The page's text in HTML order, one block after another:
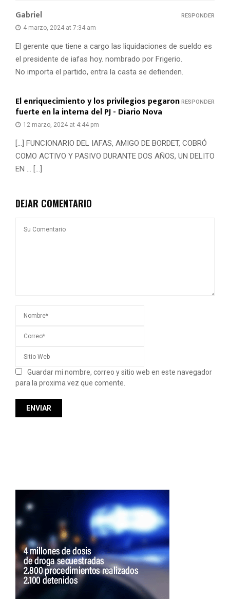
Gabriel
4 marzo, 2024 at 7:34 am
El gerente que tiene a cargo las liquidaciones de sueldo es
el presidente de iafas hoy. nombrado por Frigerio.
No importa el partido, entra la casta se defienden.
RESPONDER
El enriquecimiento y los privilegios pegaron
fuerte en la interna del PJ - Diario Nova
12 marzo, 2024 at 4:44 pm
[…] FUNCIONARIO DEL IAFAS, AMIGO DE BORDET, COBRÓ
COMO ACTIVO Y PASIVO DURANTE DOS AÑOS, UN DELITO
EN … […]
RESPONDER
DEJAR COMENTARIO
Guardar mi nombre, correo y sitio web en este navegador
para la proxima vez que comente.